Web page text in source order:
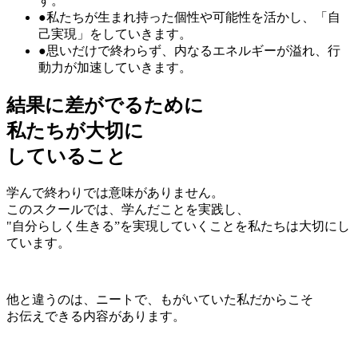
●私たちが生まれ持った個性や可能性を活かし、「自
己実現」をしていきます。
●思いだけで終わらず、内なるエネルギーが溢れ、行
動力が加速していきます。
結果に差がでるために
私たちが大切に
していること
学んで終わりでは意味がありません。
このスクールでは、学んだことを実践し、
"自分らしく生きる”を実現していくこと を私たちは大切にし
ています。
他と違うのは、ニートで、もがいていた私だからこそ
お伝えできる内容があります。